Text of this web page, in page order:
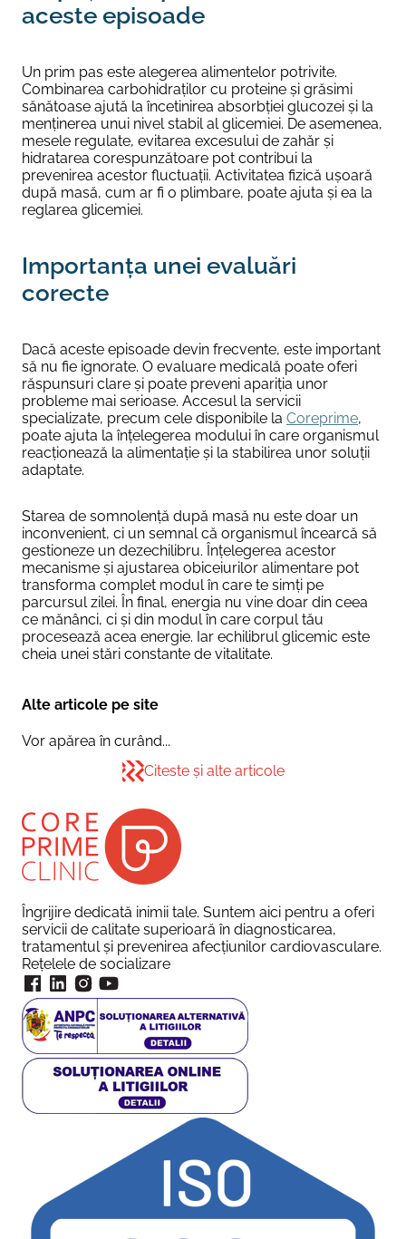
aceste episoade
Un prim pas este alegerea alimentelor potrivite.
Combinarea carbohidraților cu proteine și grăsimi
sănătoase ajută la încetinirea absorbției glucozei și la
menținerea unui nivel stabil al glicemiei. De asemenea,
mesele regulate, evitarea excesului de zahăr și
hidratarea corespunzătoare pot contribui la
prevenirea acestor fluctuații. Activitatea fizică ușoară
după masă, cum ar fi o plimbare, poate ajuta și ea la
reglarea glicemiei.
Importanța unei evaluări
corecte
Dacă aceste episoade devin frecvente, este important
să nu fie ignorate. O evaluare medicală poate oferi
răspunsuri clare și poate preveni apariția unor
probleme mai serioase. Accesul la servicii
specializate, precum cele disponibile la Coreprime,
poate ajuta la înțelegerea modului în care organismul
reacționează la alimentație și la stabilirea unor soluții
adaptate.
Starea de somnolență după masă nu este doar un
inconvenient, ci un semnal că organismul încearcă să
gestioneze un dezechilibru. Înțelegerea acestor
mecanisme și ajustarea obiceiurilor alimentare pot
transforma complet modul în care te simți pe
parcursul zilei. În final, energia nu vine doar din ceea
ce mănânci, ci și din modul în care corpul tău
procesează acea energie. Iar echilibrul glicemic este
cheia unei stări constante de vitalitate.
Alte articole pe site
Vor apărea în curând...
Citeste și alte articole
Îngrijire dedicată inimii tale. Suntem aici pentru a oferi
servicii de calitate superioară în diagnosticarea,
tratamentul și prevenirea afecțiunilor cardiovasculare.
Rețelele de socializare